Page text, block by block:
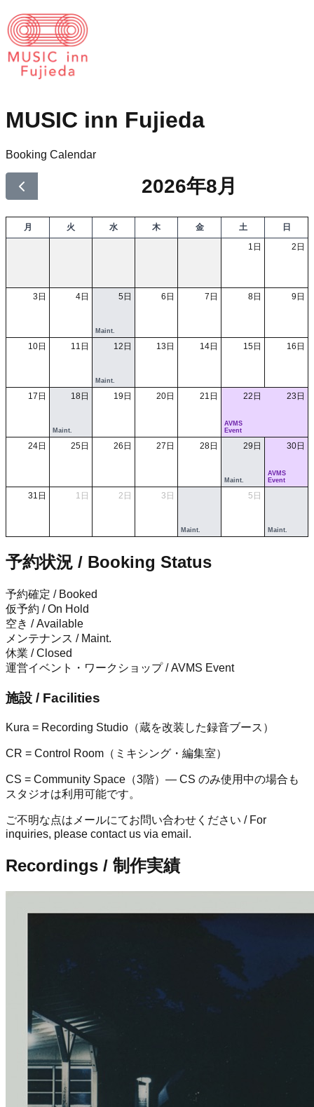
MUSIC inn Fujieda
Booking Calendar
2026年8月
月 火 水 木 金 土
日
1日
2日
3日 4日 5日
Maint.
6日 7日 8日 9日
10日 11日 12日
Maint.
13日 14日 15日 16日
17日 18日
Maint.
19日 20日 21日 22日
AVMS
Event
23日
24日 25日 26日 27日 28日 29日
Maint.
30日
AVMS
Event
31日 1日 2日 3日
Maint.
5日
Maint.
予約状況 / Booking Status
予約確定 / Booked
仮予約 / On Hold
空き / Available
メンテナンス / Maint.
休業 / Closed
運営イベント・ワークショップ / AVMS Event
施設 / Facilities
Kura = Recording Studio（蔵を改装した録音ブース）
CR = Control Room（ミキシング・編集室）
CS = Community Space（3階）— CS のみ使用中の場合も
スタジオは利用可能です。
ご不明な点はメールにてお問い合わせください / For
inquiries, please contact us via email.
Recordings / 制作実績